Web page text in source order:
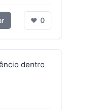
❤ 0
dentro